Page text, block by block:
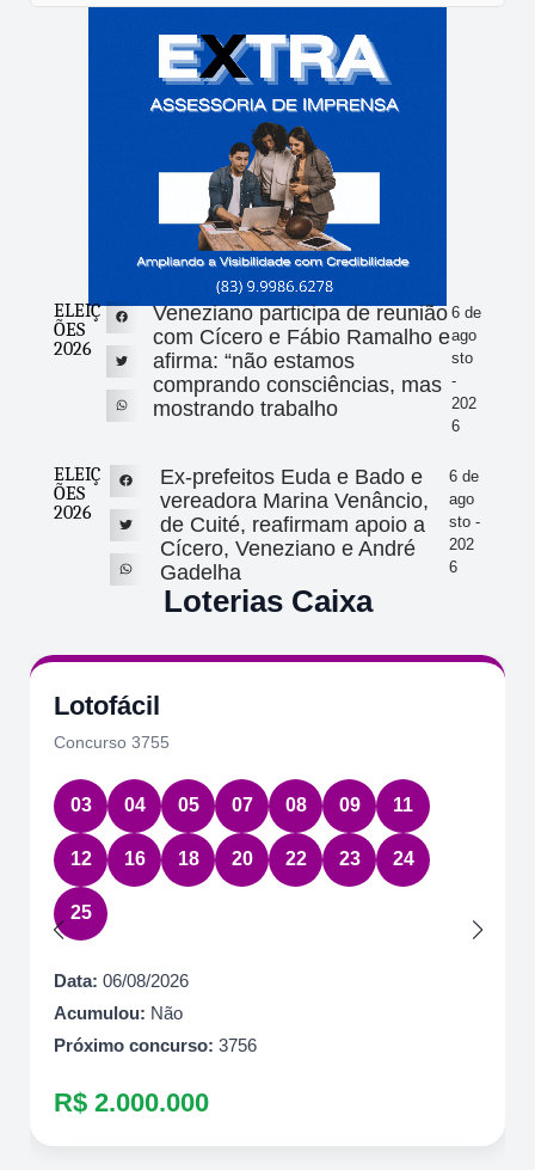
ELEIÇ
ÕES
2026
Veneziano participa de reunião
com Cícero e Fábio Ramalho e
afirma: “não estamos
comprando consciências, mas
mostrando trabalho
6 de
ago
sto
-
202
6
ELEIÇ
ÕES
2026
Ex-prefeitos Euda e Bado e
vereadora Marina Venâncio,
de Cuité, reafirmam apoio a
Cícero, Veneziano e André
Gadelha
6 de
ago
sto -
202
6
Loterias Caixa
Lotofácil
Concurso 3755
03 04 05 07 08 09 11
12 16 18 20 22 23 24
25
Data: 06/08/2026
Acumulou: Não
Próximo concurso: 3756
R$ 2.000.000